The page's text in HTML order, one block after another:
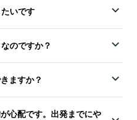
いです
のですか？
ますか？
心配です。出発までにや